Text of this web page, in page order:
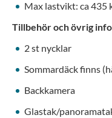
Max lastvikt: ca 435
Tillbehör och övrig
2 st nycklar
Sommardäck finns
Backkamera
Glastak/